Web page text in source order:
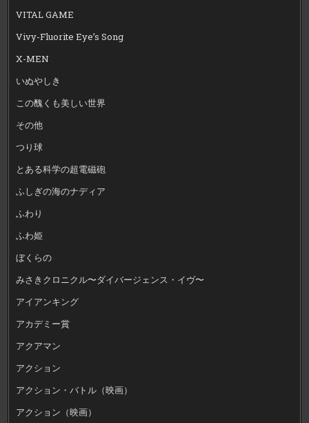
VITAL GAME
Vivy-Fluorite Eye’s Song
X-MEN
いぬやしき
この醜くも美しい世界
その他
つり球
とある科学の超電磁砲
ふしぎの海のナディア
ふわり
ふわ姫
ぼくらの
みさきクロニクル〜ダイバージェンス・イヴ〜
アイアンキング
アカデミー賞
アクアマン
アクション
アクション・バトル（映画）
アクション（映画）